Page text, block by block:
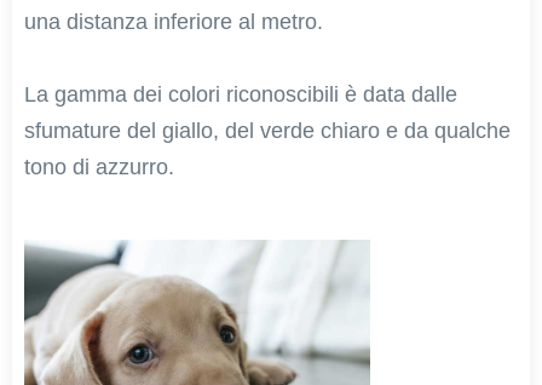
una distanza inferiore al metro.
La gamma dei colori riconoscibili è data dalle
sfumature del giallo, del verde chiaro e da qualche
tono di azzurro.